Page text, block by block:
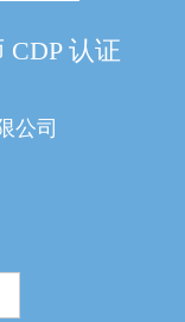
认证
公司